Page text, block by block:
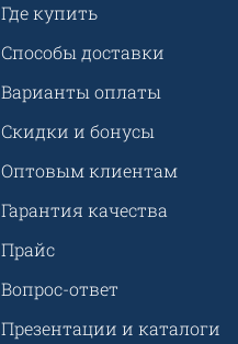
Где купить
Способы доставки
Варианты оплаты
Скидки и бонусы
Оптовым клиентам
Гарантия качества
Прайс
Вопрос-ответ
Презентации и каталоги